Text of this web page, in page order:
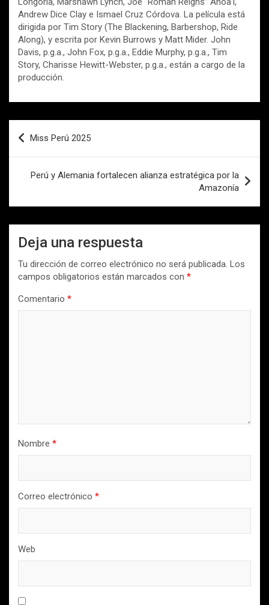
Andrew Dice Clay e Ismael Cruz Córdova. La película está
dirigida por Tim Story (The Blackening, Barbershop, Ride
Along), y escrita por Kevin Burrows y Matt Mider. John
Davis, p.g.a., John Fox, p.g.a., Eddie Murphy, p.g.a., Tim
Story, Charisse Hewitt-Webster, p.g.a., están a cargo de la
producción.
Navegación
de
entradas
Miss Perú 2025
Perú y Alemania fortalecen alianza estratégica por la
Amazonía
Deja una respuesta
Tu dirección de correo electrónico no será publicada. Los
campos obligatorios están marcados con *
Comentario *
Nombre *
Correo electrónico *
Web